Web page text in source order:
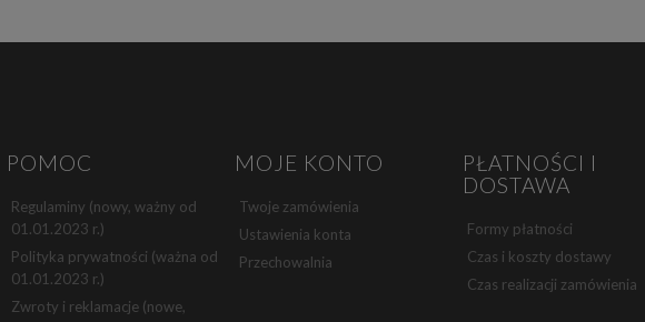
POMOC
Regulaminy (nowy, ważny od
01.01.2023 r.)
Polityka prywatności (ważna od
01.01.2023 r.)
Zwroty i reklamacje (nowe,
MOJE KONTO
Twoje zamówienia
Ustawienia konta
Przechowalnia
PŁATNOŚCI I
DOSTAWA
Formy płatności
Czas i koszty dostawy
Czas realizacji zamówienia